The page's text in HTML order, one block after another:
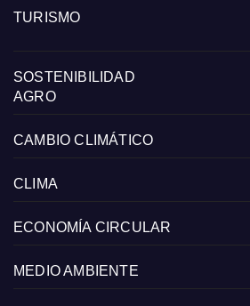
TURISMO
SOSTENIBILIDAD
AGRO
CAMBIO CLIMÁTICO
CLIMA
ECONOMÍA CIRCULAR
MEDIO AMBIENTE